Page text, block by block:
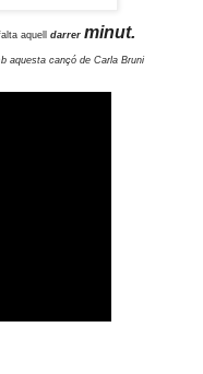
aquell darrer minut.
aquesta cançó de Carla Bruni